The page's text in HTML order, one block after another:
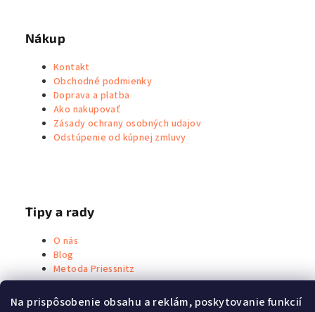
Na prispôsobenie obsahu a reklám, poskytovanie funkcií
Nákup
Kontakt
Obchodné podmienky
Doprava a platba
Ako nakupovať
Zásady ochrany osobných udajov
Odstúpenie od kúpnej zmluvy
Tipy a rady
O nás
Blog
Metoda Priessnitz